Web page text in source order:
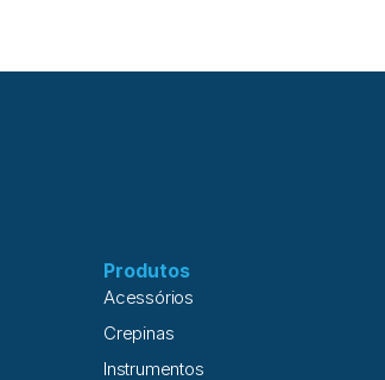
Produtos
Acessórios
Crepinas
Instrumentos